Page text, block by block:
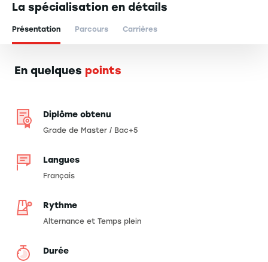
La spécialisation en détails
Présentation Parcours Carrières
En quelques points
Diplôme obtenu
Grade de Master / Bac+5
Langues
Français
Rythme
Alternance et Temps plein
Durée